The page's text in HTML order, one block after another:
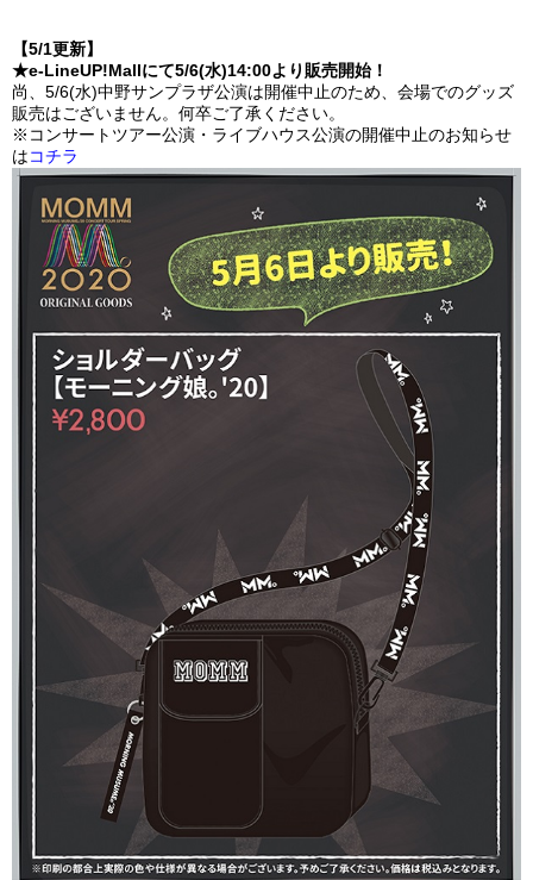
【5/1更新】
★e-LineUP!Mallにて5/6(水)14:00より販売開始！
尚、5/6(水)中野サンプラザ公演は開催中止のため、会場でのグッズ
販売はございません。何卒ご了承ください。
※コンサートツアー公演・ライブハウス公演の開催中止のお知らせ
はコチラ